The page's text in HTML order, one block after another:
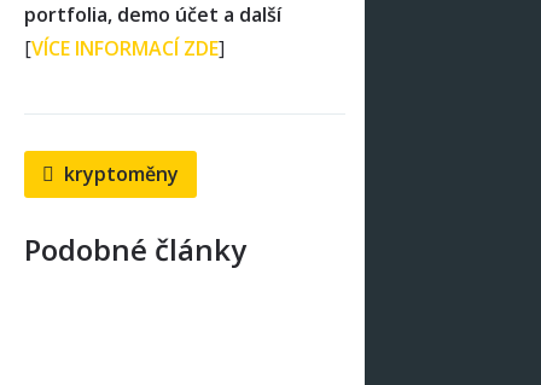
portfolia, demo účet a další
[VÍCE INFORMACÍ ZDE]
kryptoměny
Podobné články